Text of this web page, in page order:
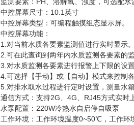
中控屏幕尺寸：10.1英寸
中控屏幕类型：可编程触摸组态显示屏。
中控屏幕功能：
1.对当前水质各要素监测值进行实时显示。
2.可在此查询到两年内水质监测各要素的
3.对水质监测各要素进行报警上下限的设
4.可选择【手动】或【自动】模式来控制
5.对排水取水过程进行定时设置，测量水
通信方式：支持2G、4G、RJ45方式实时
水泵配置：220W冷热水自启停自吸泵
工作环境：工作环境温度0~50℃，工作环